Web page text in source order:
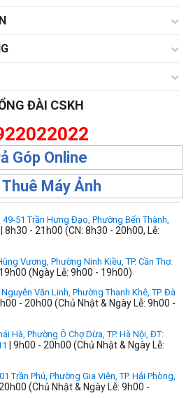
ĐÀI CSKH
Góp Online
Máy Ảnh
49-51 Trần Hưng Đạo, Phường Bến Thành,
| 8h30 - 21h00 (CN: 8h30 - 20h00, Lễ:
Vương, Phường Ninh Kiều, TP. Cần Thơ.
(Ngày Lễ: 9h00 - 19h00)
Nguyễn Văn Linh, Phường Thanh Khê, TP. Đà
- 20h00 (Chủ Nhật & Ngày Lễ: 9h00 -
Hà, Phường Ô Chợ Dừa, TP. Hà Nội, ĐT:
| 9h00 - 20h00 (Chủ Nhật & Ngày Lễ:
Trần Phú, Phường Gia Viên, TP. Hải Phòng,
(Chủ Nhật & Ngày Lễ: 9h00 -